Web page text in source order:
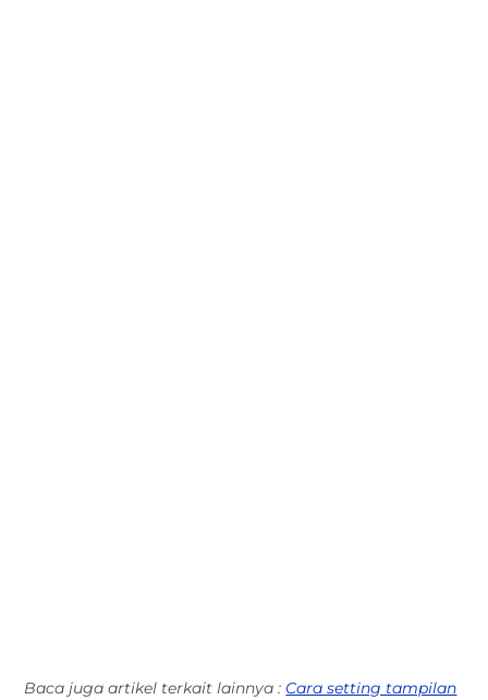
Baca juga artikel terkait lainnya : Cara setting tampilan